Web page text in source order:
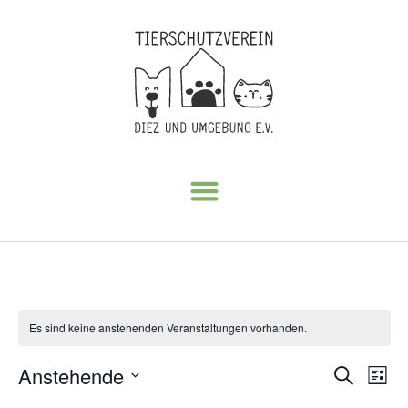
Es sind keine anstehenden Veranstaltungen vorhanden.
SucheListe
Anstehende